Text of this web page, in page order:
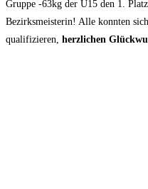
Gruppe -63kg der U15 den 1.
Bezirksmeisterin! Alle konnten
qualifizieren, herzlichen